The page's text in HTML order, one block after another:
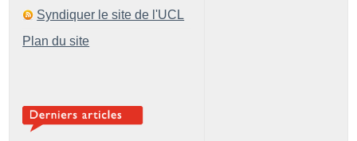
Syndiquer le site de l'UCL
Plan du site